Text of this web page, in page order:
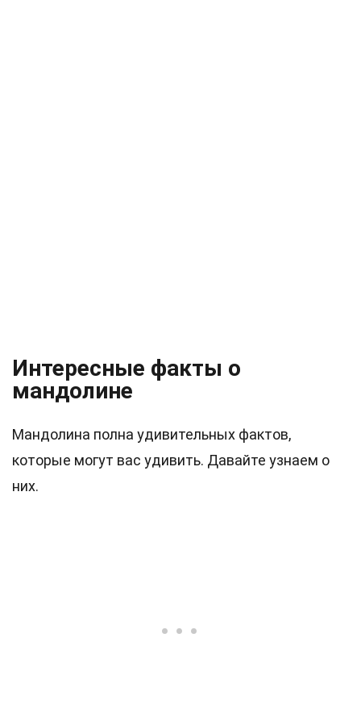
Интересные факты о
мандолине
Мандолина полна удивительных фактов,
которые могут вас удивить. Давайте узнаем о
них.